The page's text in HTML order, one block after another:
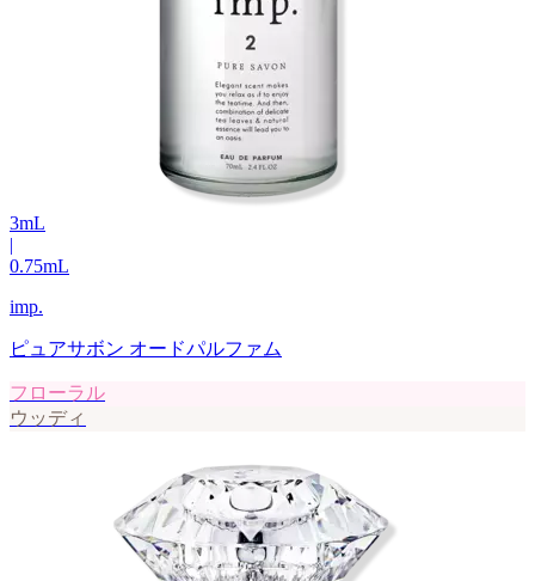
3mL
|
0.75mL
imp.
ピュアサボン オードパルファム
フローラル
ウッディ